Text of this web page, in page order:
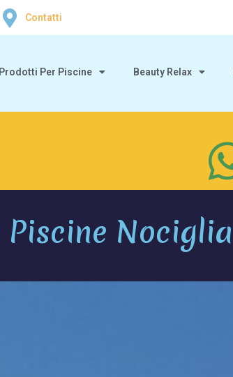
Contatti
Prodotti Per Piscine Beauty Relax
Nociglia